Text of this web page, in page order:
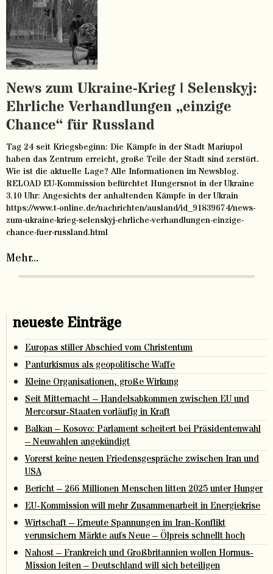
News zum Ukraine-Krieg | Selenskyj:
Ehrliche Verhandlungen „einzige
Chance“ für Russland
Tag 24 seit Kriegsbeginn: Die Kämpfe in der Stadt Mariupol
haben das Zentrum erreicht, große Teile der Stadt sind zerstört.
Wie ist die aktuelle Lage? Alle Informationen im Newsblog.
RELOAD EU-Kommission befürchtet Hungersnot in der Ukraine
3.10 Uhr: Angesichts der anhaltenden Kämpfe in der Ukrain
https://www.t-online.de/nachrichten/ausland/id_91839674/news-
zum-ukraine-krieg-selenskyj-ehrliche-verhandlungen-einzige-
chance-fuer-russland.html
Mehr...
neueste Einträge
Europas stiller Abschied vom Christentum
Panturkismus als geopolitische Waffe
Kleine Organisationen, große Wirkung
Seit Mitternacht – Handelsabkommen zwischen EU und
Mercorsur-Staaten vorläufig in Kraft
Balkan – Kosovo: Parlament scheitert bei Präsidentenwahl
– Neuwahlen angekündigt
Vorerst keine neuen Friedensgespräche zwischen Iran und
USA
Bericht – 266 Millionen Menschen litten 2025 unter Hunger
EU-Kommission will mehr Zusammenarbeit in Energiekrise
Wirtschaft – Erneute Spannungen im Iran-Konflikt
verunsichern Märkte aufs Neue – Ölpreis schnellt hoch
Nahost – Frankreich und Großbritannien wollen Hormus-
Mission leiten – Deutschland will sich beteiligen